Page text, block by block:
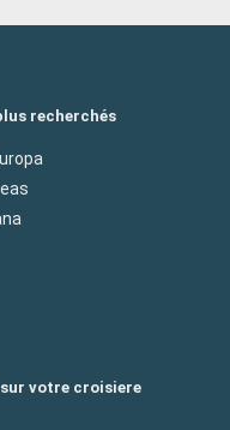
recherchés
votre croisiere